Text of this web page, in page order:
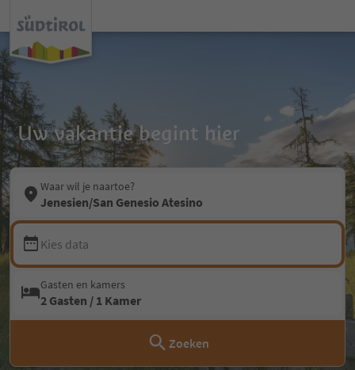
Uw vakantie begint hier
Waar wil je naartoe?
Jenesien/San Genesio Atesino
Kies data
Gasten en kamers
2 Gasten / 1 Kamer
Zoeken